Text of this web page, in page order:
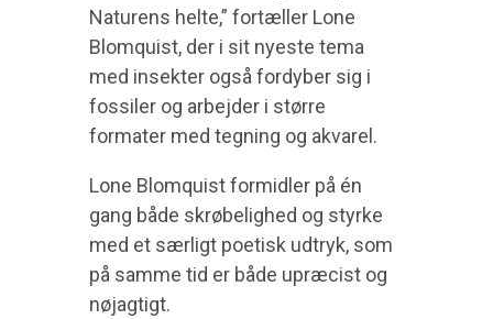
Naturens helte,” fortæller Lone
Blomquist, der i sit nyeste tema
med insekter også fordyber sig i
fossiler og arbejder i større
formater med tegning og akvarel.
Lone Blomquist formidler på én
gang både skrøbelighed og styrke
med et særligt poetisk udtryk, som
på samme tid er både upræcist og
nøjagtigt.